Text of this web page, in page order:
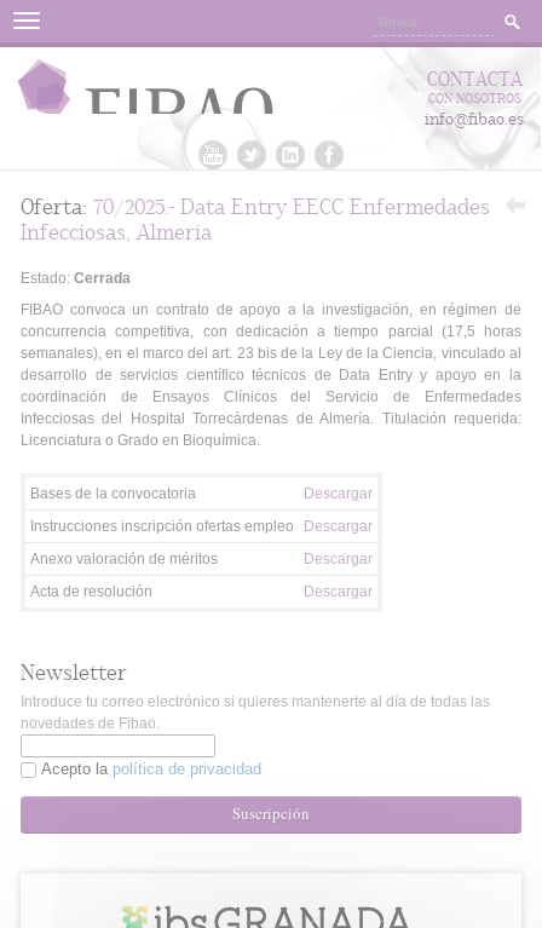
Menu
CONTACTA
CON NOSOTROS
info@fibao.es
Oferta: 70/2025.- Data Entry EECC Enfermedades
Infecciosas, Almería
Estado: Cerrada
FIBAO convoca un contrato de apoyo a la investigación, en régimen de
concurrencia competitiva, con dedicación a tiempo parcial (17,5 horas
semanales), en el marco del art. 23 bis de la Ley de la Ciencia, vinculado al
desarrollo de servicios científico técnicos de Data Entry y apoyo en la
coordinación de Ensayos Clínicos del Servicio de Enfermedades
Infecciosas del Hospital Torrecárdenas de Almería. Titulación requerida:
Licenciatura o Grado en Bioquímica.
Bases de la convocatoria
Descargar
Instrucciones inscripción ofertas empleo
Descargar
Anexo valoración de méritos
Descargar
Acta de resolución
Descargar
Newsletter
Introduce tu correo electrónico si quieres mantenerte al día de todas las
novedades de Fibao.
Acepto la política de privacidad
Suscripción